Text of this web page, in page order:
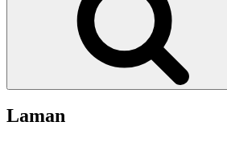
Laman